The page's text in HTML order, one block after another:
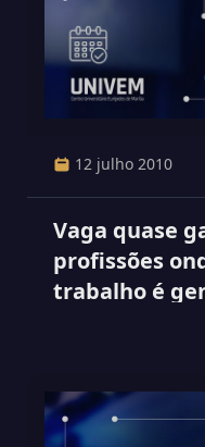
12 julho 2010
Vaga quase
profissões
trabalho é